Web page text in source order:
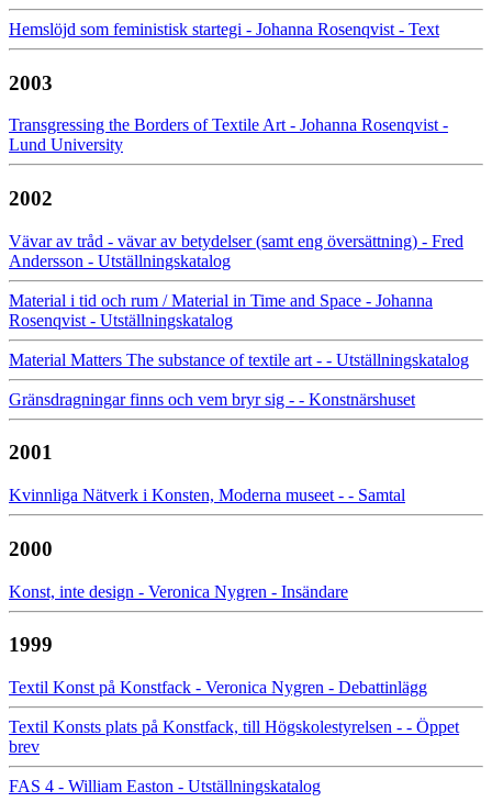
Hemslöjd som feministisk startegi - Johanna Rosenqvist - Text
2003
Transgressing the Borders of Textile Art - Johanna Rosenqvist -
Lund University
2002
Vävar av tråd - vävar av betydelser (samt eng översättning) - Fred
Andersson - Utställningskatalog
Material i tid och rum / Material in Time and Space - Johanna
Rosenqvist - Utställningskatalog
Material Matters The substance of textile art - - Utställningskatalog
Gränsdragningar finns och vem bryr sig - - Konstnärshuset
2001
Kvinnliga Nätverk i Konsten, Moderna museet - - Samtal
2000
Konst, inte design - Veronica Nygren - Insändare
1999
Textil Konst på Konstfack - Veronica Nygren - Debattinlägg
Textil Konsts plats på Konstfack, till Högskolestyrelsen - - Öppet
brev
FAS 4 - William Easton - Utställningskatalog